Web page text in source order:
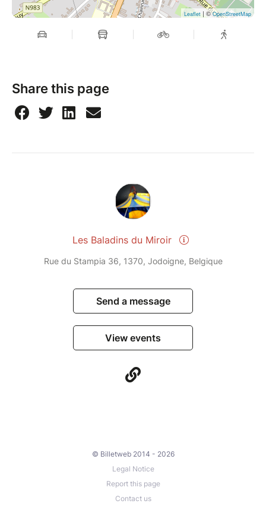
Création lumière : Ananda Murinni
Mise en scène : Geneviève Knoops
Leaflet | ©OpenStreetMap
Share this page
Les Baladins du Miroir
Rue du Stampia 36, 1370, Jodoigne, Belgique
Send a message
View events
© Billetweb 2014 - 2026
Legal Notice
Report this page
Contact us